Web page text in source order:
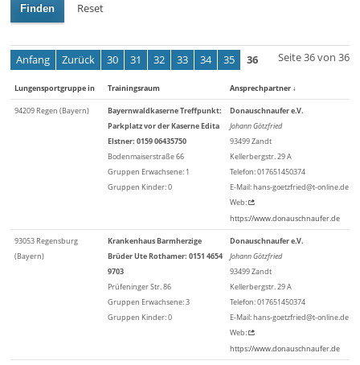
Finden Reset
Seite 36 von 36
Anfang Zurück 30 31 32 33 34 35 36
Lungensportgruppe in Trainingsraum Ansprechpartner ↓
94209 Regen (Bayern)
Bayernwaldkaserne Treffpunkt:
Parkplatz vor der Kaserne Edita
Elstner: 0159 06435750
Bodenmaiserstraße 66
Gruppen Erwachsene: 1
Gruppen Kinder: 0
Donauschnaufer e.V.
Johann Götzfried
93499 Zandt
Kellerbergstr. 29 A
Telefon: 017651450374
E-Mail: hans-goetzfried@t-online.de
Web:
https://www.donauschnaufer.de
93053 Regensburg
(Bayern)
Krankenhaus Barmherzige
Brüder Ute Rothamer: 0151 4654
9703
Prüfeninger Str. 86
Gruppen Erwachsene: 3
Gruppen Kinder: 0
Donauschnaufer e.V.
Johann Götzfried
93499 Zandt
Kellerbergstr. 29 A
Telefon: 017651450374
E-Mail: hans-goetzfried@t-online.de
Web:
https://www.donauschnaufer.de